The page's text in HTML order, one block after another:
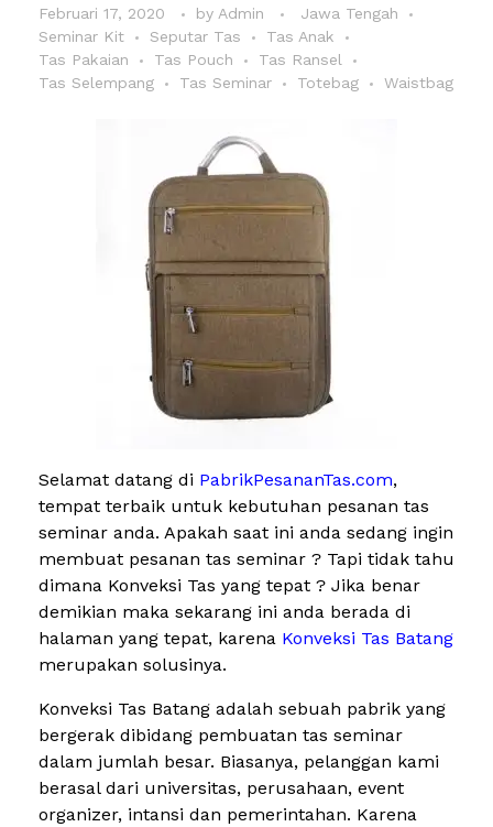
Februari 17, 2020 by Admin
Jawa Tengah
Seminar Kit
Seputar Tas
Tas Anak
Tas Pakaian
Tas Pouch
Tas Ransel
Tas Selempang
Tas Seminar Totebag Waistbag
Selamat datang di PabrikPesananTas.com,
tempat terbaik untuk kebutuhan pesanan tas
seminar anda. Apakah saat ini anda sedang ingin
membuat pesanan tas seminar ? Tapi tidak tahu
dimana Konveksi Tas yang tepat ? Jika benar
demikian maka sekarang ini anda berada di
halaman yang tepat, karena Konveksi Tas Batang
merupakan solusinya.
Konveksi Tas Batang adalah sebuah pabrik yang
bergerak dibidang pembuatan tas seminar
dalam jumlah besar. Biasanya, pelanggan kami
berasal dari universitas, perusahaan, event
organizer, intansi dan pemerintahan. Karena